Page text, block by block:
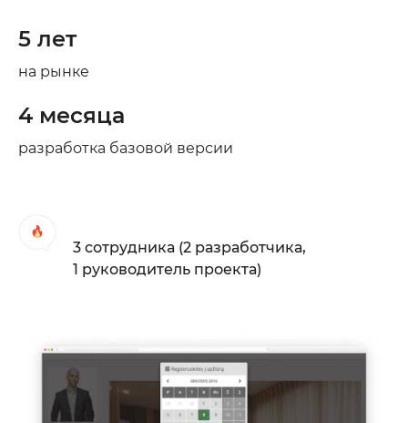
5 лет
на рынке
4 месяца
разработка базовой версии
3 сотрудника (2 разработчика,
1 руководитель проекта)